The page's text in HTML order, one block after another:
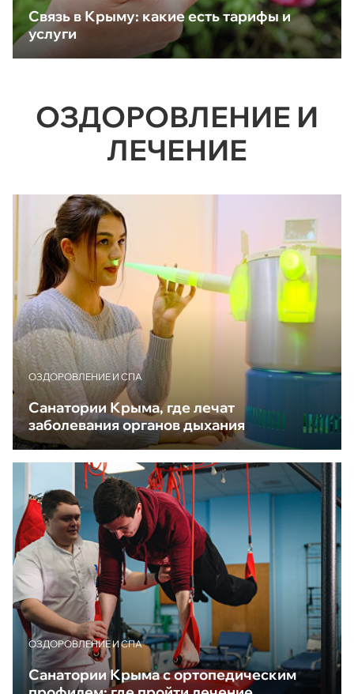
Связь в Крыму: какие есть тарифы и
услуги
ОЗДОРОВЛЕНИЕ И
ЛЕЧЕНИЕ
ОЗДОРОВЛЕНИЕ И СПА
Санатории Крыма, где лечат
заболевания органов дыхания
ОЗДОРОВЛЕНИЕ И СПА
Санатории Крыма с ортопедическим